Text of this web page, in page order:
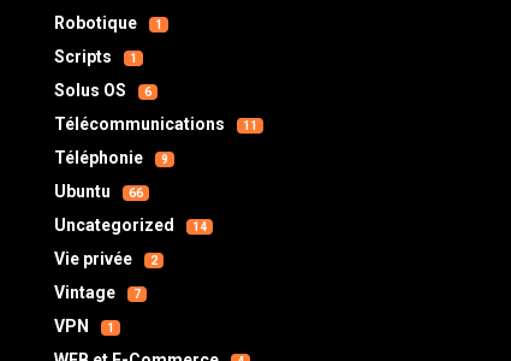
Robotique 1
Scripts 1
Solus OS 6
Télécommunications 11
Téléphonie 9
Ubuntu 66
Uncategorized 14
Vie privée 2
Vintage 7
VPN 1